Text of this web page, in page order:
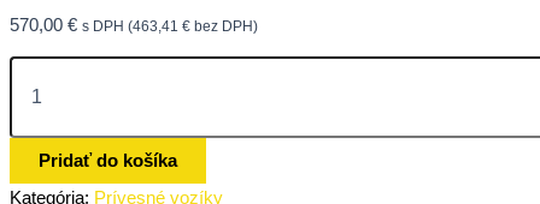
570,00 € s DPH (463,41 € bez DPH)
Pridať do košíka
Kategória: Prívesné vozíky